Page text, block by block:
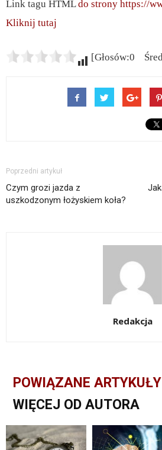
Link tagu HTMLdo strony https://
Kliknij tutaj
[Głosów:0
Poprzedni artykuł
Czym grozi jazda z
uszkodzonym łożyskiem koła?
Redakcja
POWIĄZANE ARTYKUŁY
WIĘCEJ OD AUTORA